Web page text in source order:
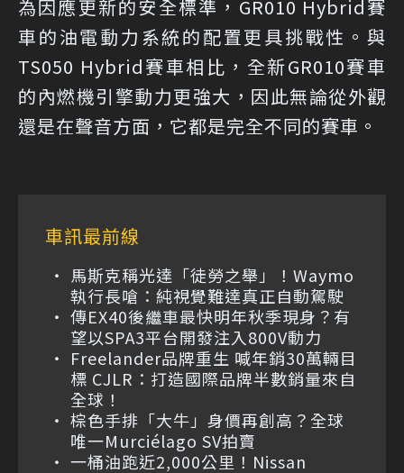
為因應更新的安全標準，GR010 Hybrid賽
車的油電動力系統的配置更具挑戰性。與
TS050 Hybrid賽車相比，全新GR010賽車
的內燃機引擎動力更強大，因此無論從外觀
還是在聲音方面，它都是完全不同的賽車。
車訊最前線
馬斯克稱光達「徒勞之舉」！Waymo
執行長嗆：純視覺難達真正自動駕駛
傳EX40後繼車最快明年秋季現身？有
望以SPA3平台開發注入800V動力
Freelander品牌重生 喊年銷30萬輛目
標 CJLR：打造國際品牌半數銷量來自
全球！
棕色手排「大牛」身價再創高？全球
唯一Murciélago SV拍賣
一桶油跑近2,000公里！Nissan